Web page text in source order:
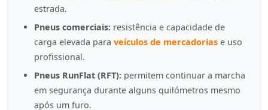
estrada.
Pneus comerciais: resistência e capacidade de
carga elevada para veículos de mercadorias e uso
profissional.
Pneus RunFlat (RFT): permitem continuar a marcha
em segurança durante alguns quilómetros mesmo
após um furo.